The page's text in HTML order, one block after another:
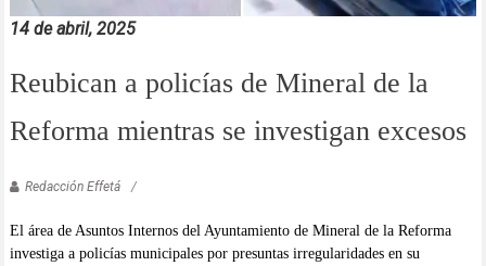
14 de abril, 2025
Reubican a policías de Mineral de la
Reforma mientras se investigan excesos
Redacción Effetá
El área de Asuntos Internos del Ayuntamiento de Mineral de la Reforma
investiga a policías municipales por presuntas irregularidades en su